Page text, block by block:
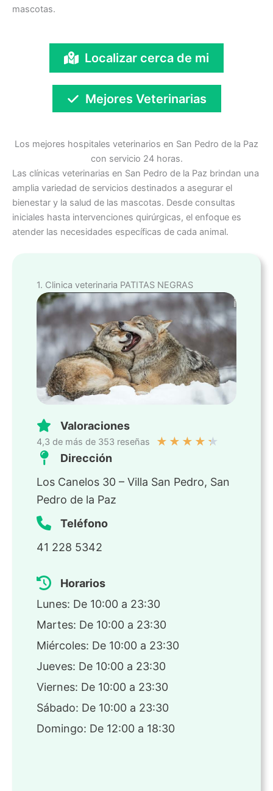
mascotas.
Localizar cerca de mi
Mejores Veterinarias
Los mejores hospitales veterinarios en San Pedro de la Paz
con servicio 24 horas.
Las clínicas veterinarias en San Pedro de la Paz brindan una
amplia variedad de servicios destinados a asegurar el
bienestar y la salud de las mascotas. Desde consultas
iniciales hasta intervenciones quirúrgicas, el enfoque es
atender las necesidades específicas de cada animal.
1. Clinica veterinaria PATITAS NEGRAS
Valoraciones
4,3 de más de 353 reseñas ★ ★ ★ ★ ★
Dirección
Los Canelos 30 – Villa San Pedro, San
Pedro de la Paz
Teléfono
41 228 5342
Horarios
Lunes: De 10:00 a 23:30
Martes: De 10:00 a 23:30
Miércoles: De 10:00 a 23:30
Jueves: De 10:00 a 23:30
Viernes: De 10:00 a 23:30
Sábado: De 10:00 a 23:30
Domingo: De 12:00 a 18:30